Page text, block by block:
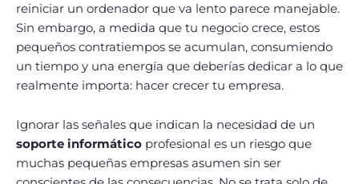
reiniciar un ordenador que va lento parece manejable.
Sin embargo, a medida que tu negocio crece, estos
pequeños contratiempos se acumulan, consumiendo
un tiempo y una energía que deberías dedicar a lo que
realmente importa: hacer crecer tu empresa.
Ignorar las señales que indican la necesidad de un
soporte informático profesional es un riesgo que
muchas pequeñas empresas asumen sin ser